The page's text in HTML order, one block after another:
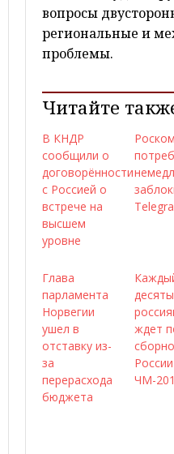
вопросы
региональные и
проблемы.
Читайте
В КНДР
сообщили о
договорённости
с Россией о
встрече на
высшем
уровне
Глава
парламента
Норвегии
ушел в
отставку из-
за
перерасхода
бюджета
ждет
ЧМ-